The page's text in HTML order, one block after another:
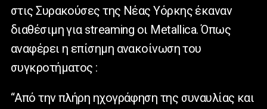
στις Συρακούσες της Νέας Υόρκης έκαναν
διαθέσιμη για streaming οι Metallica. Όπως
αναφέρει η επίσημη ανακοίνωση του
συγκροτήματος :
“Από την πλήρη ηχογράφηση της συναυλίας και